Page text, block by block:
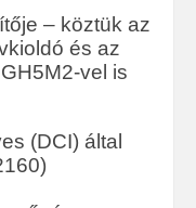
– köztük az
és az
vel is
(DCI) által